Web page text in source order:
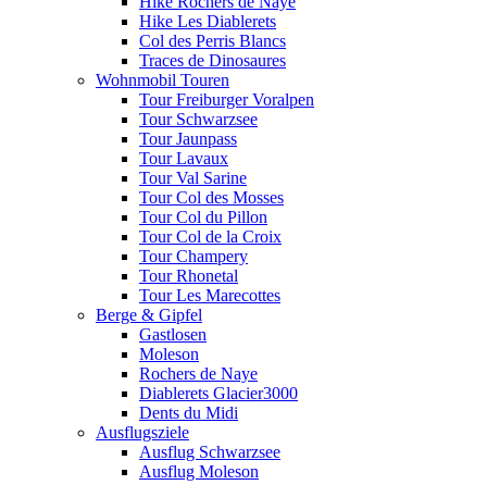
Hike Les Diablerets
Col des Perris Blancs
Traces de Dinosaures
Wohnmobil Touren
Tour Freiburger Voralpen
Tour Schwarzsee
Tour Jaunpass
Tour Lavaux
Tour Val Sarine
Tour Col des Mosses
Tour Col du Pillon
Tour Col de la Croix
Tour Champery
Tour Rhonetal
Tour Les Marecottes
Berge & Gipfel
Gastlosen
Moleson
Rochers de Naye
Diablerets Glacier3000
Dents du Midi
Ausflugsziele
Ausflug Schwarzsee
Ausflug Moleson